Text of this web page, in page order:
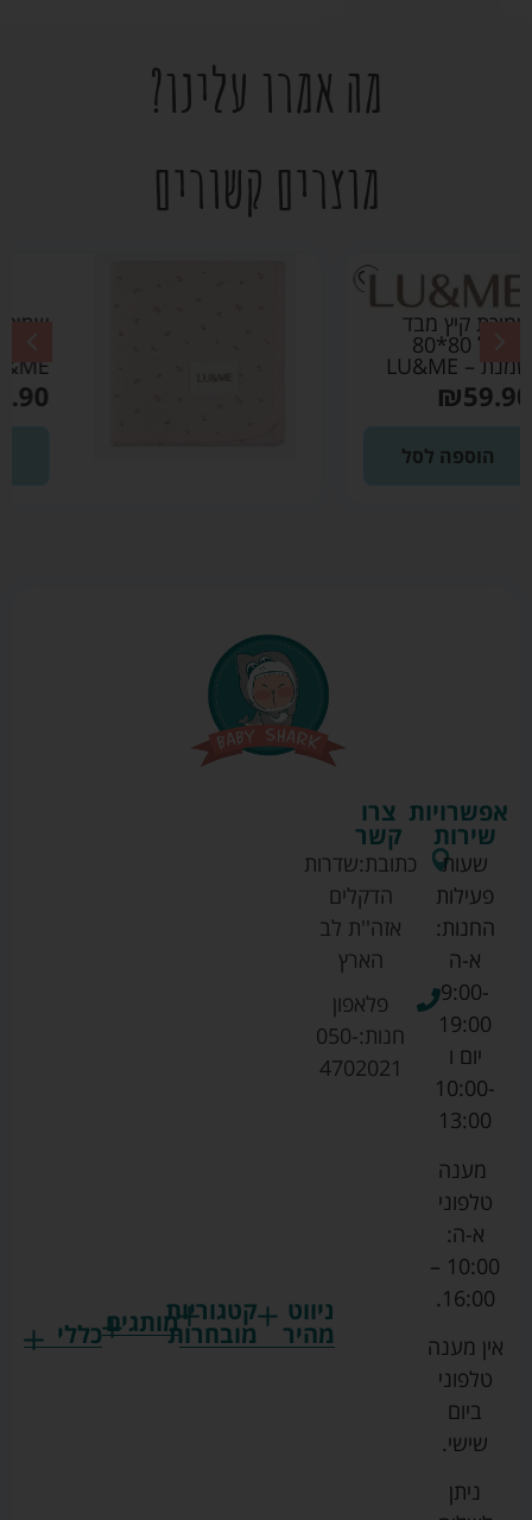
מה אמרו עלינו?
מוצרים קשורים
שמיכת קיץ מבד פוינטל
ניווט
מהיר
קטגוריות
מובחרותמותגים
גרקו
כללי
צרו
קשר
כתובת:שדרות
הדקלים
אזה''ת לב
הארץ
פלאפון
חנות:050-
4702021
אפשרויות
שירות
שעות
פעילות
החנות:
א-ה
9:00-
19:00
יום ו
10:00-
13:00
מענה
טלפוני
א-ה:
10:00 –
16:00.
אין מענה
טלפוני
ביום
שישי.
ניתן